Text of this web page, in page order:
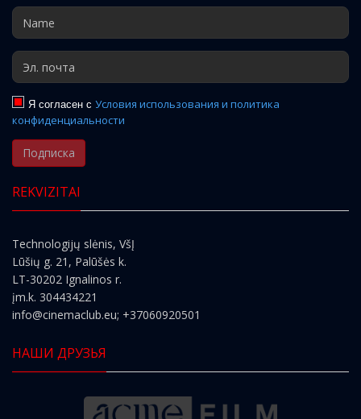
Я согласен с Условия использования и политика
конфиденциальности
Подписка
REKVIZITAI
Technologijų slėnis, VšĮ
Lūšių g. 21, Palūšės k.
LT-30202 Ignalinos r.
įm.k. 304434221
info@cinemaclub.eu; +37060920501
НАШИ ДРУЗЬЯ